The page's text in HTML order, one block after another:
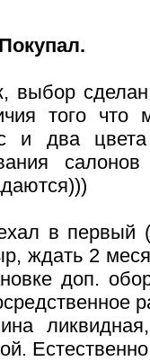
выбор
того что
и два
в первый
ждать 2
доп.